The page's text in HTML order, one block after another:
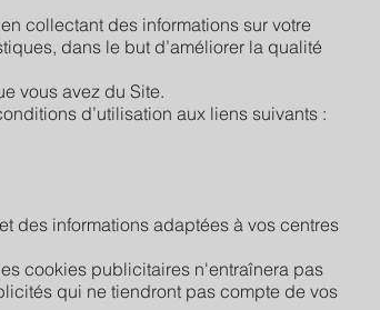
collectant des informations sur votre
dans le but d’améliorer la qualité
vous avez du Site.
d’utilisation aux liens suivants :
des informations adaptées à vos centres
cookies publicitaires n'entraînera pas
qui ne tiendront pas compte de vos